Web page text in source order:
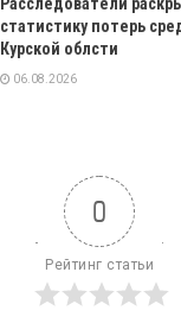
статистику потерь
Курской облсти
06.08.2026
0
Рейтинг статьи